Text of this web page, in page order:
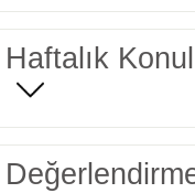
Haftalık